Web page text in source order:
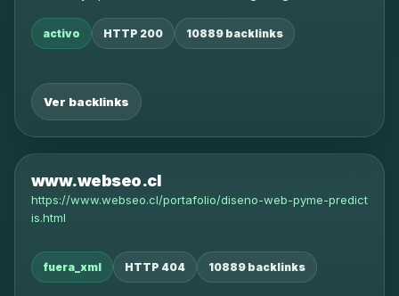
activo HTTP 200 10889 backlinks
Ver backlinks
www.webseo.cl
https://www.webseo.cl/portafolio/diseno-web-pyme-predict
is.html
fuera_xml HTTP 404 10889 backlinks